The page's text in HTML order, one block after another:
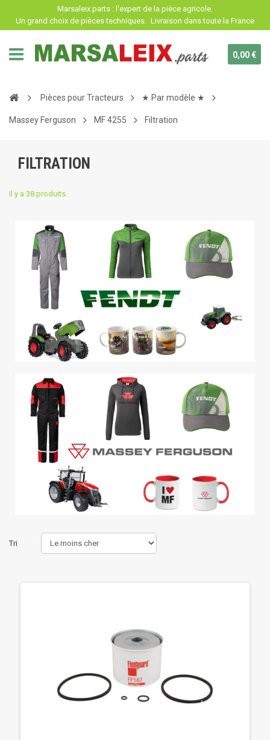
Marsaleix.parts : l'expert de la pièce agricole.
Un grand choix de pièces techniques. Livraison dans toute la France
0,00 €
Pièces pour Tracteurs ★ Par modèle ★
Massey Ferguson MF 4255 Filtration
FILTRATION
Il y a 38 produits.
Tri
Panneau de gestion des cookies